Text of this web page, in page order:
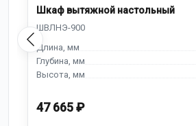
Шкаф вытяжной настольный
47 665 ₽